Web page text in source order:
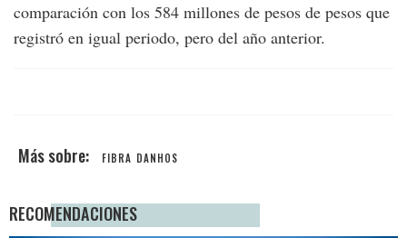
comparación con los 584 millones de pesos de pesos que
registró en igual periodo, pero del año anterior.
FIBRA DANHOS
RECOMENDACIONES